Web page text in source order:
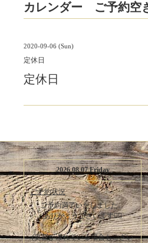
カレンダー ご予約空
2020-09-06 (Sun)
定休日
定休日
2026.08.07 Friday
ご予約状況
ご予約満了いたしました。
ありがとうございます🙇‍♀️
(更新が遅れている場合もござい